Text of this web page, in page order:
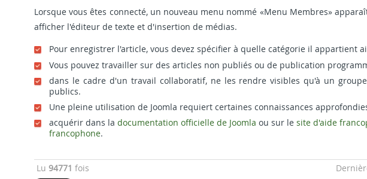
Lorsque vous êtes connecté, un nouveau menu nommé «Menu Membres»
afficher l'éditeur de texte et d'insertion de médias.
Pour enregistrer l'article, vous devez spécifier à quelle catégorie il appartient
Vous pouvez travailler sur des articles non publiés ou de publication
dans le cadre d'un travail collaboratif, ne les rendre visibles qu'à un
publics.
Une pleine utilisation de Joomla requiert certaines connaissances
acquérir dans la documentation officielle de Joomla ou sur le site d'aide
francophone.
Lu 94771 fois